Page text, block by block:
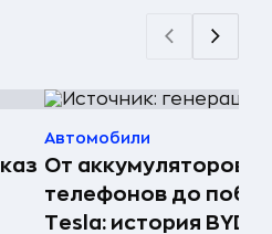
Автомобили
От аккумуляторов
телефонов до
Tesla: история BYD